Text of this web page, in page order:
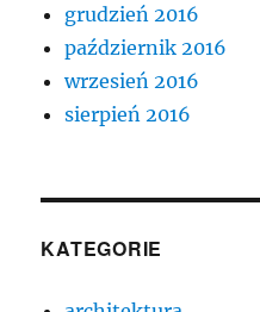
grudzień 2016
październik 2016
wrzesień 2016
sierpień 2016
KATEGORIE